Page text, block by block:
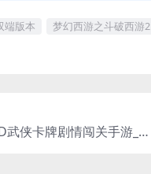
端版本
梦幻西游之斗破西游2
侠卡牌剧情闯关手游_W